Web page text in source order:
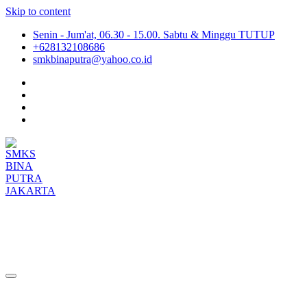
Skip to content
Senin - Jum'at, 06.30 - 15.00. Sabtu & Minggu TUTUP
+628132108686
smkbinaputra@yahoo.co.id